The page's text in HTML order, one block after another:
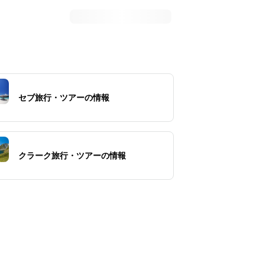
セブ旅行・ツアーの情報
クラーク旅行・ツアーの情報